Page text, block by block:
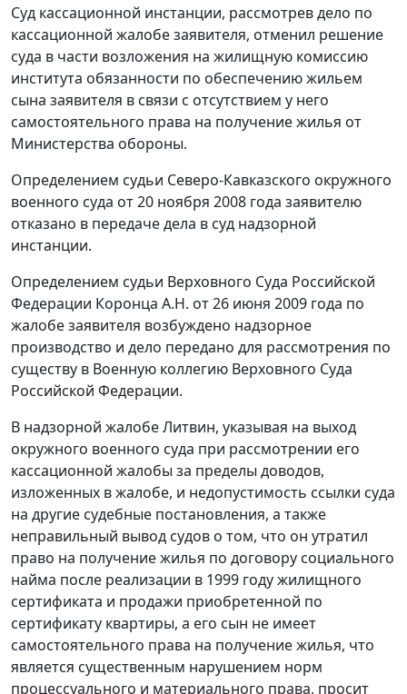
Суд кассационной инстанции, рассмотрев дело по
кассационной жалобе заявителя, отменил решение
суда в части возложения на жилищную комиссию
института обязанности по обеспечению жильем
сына заявителя в связи с отсутствием у него
самостоятельного права на получение жилья от
Министерства обороны.
Определением судьи Северо-Кавказского окружного
военного суда от 20 ноября 2008 года заявителю
отказано в передаче дела в суд надзорной
инстанции.
Определением судьи Верховного Суда Российской
Федерации Коронца А.Н. от 26 июня 2009 года по
жалобе заявителя возбуждено надзорное
производство и дело передано для рассмотрения по
существу в Военную коллегию Верховного Суда
Российской Федерации.
В надзорной жалобе Литвин, указывая на выход
окружного военного суда при рассмотрении его
кассационной жалобы за пределы доводов,
изложенных в жалобе, и недопустимость ссылки суда
на другие судебные постановления, а также
неправильный вывод судов о том, что он утратил
право на получение жилья по договору социального
найма после реализации в 1999 году жилищного
сертификата и продажи приобретенной по
сертификату квартиры, а его сын не имеет
самостоятельного права на получение жилья, что
является существенным нарушением норм
процессуального и материального права, просит